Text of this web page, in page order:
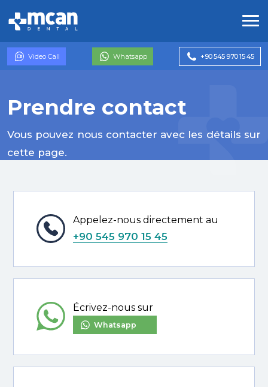
Video Call Whatsapp +90 545 970 15 45
Prendre contact
Vous pouvez nous contacter avec les détails sur
cette page.
Appelez-nous directement au
+90 545 970 15 45
Écrivez-nous sur
Whatsapp